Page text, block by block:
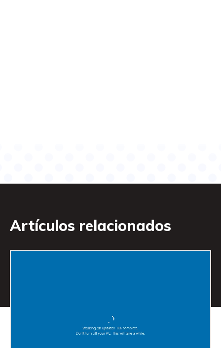
Artículos relacionados